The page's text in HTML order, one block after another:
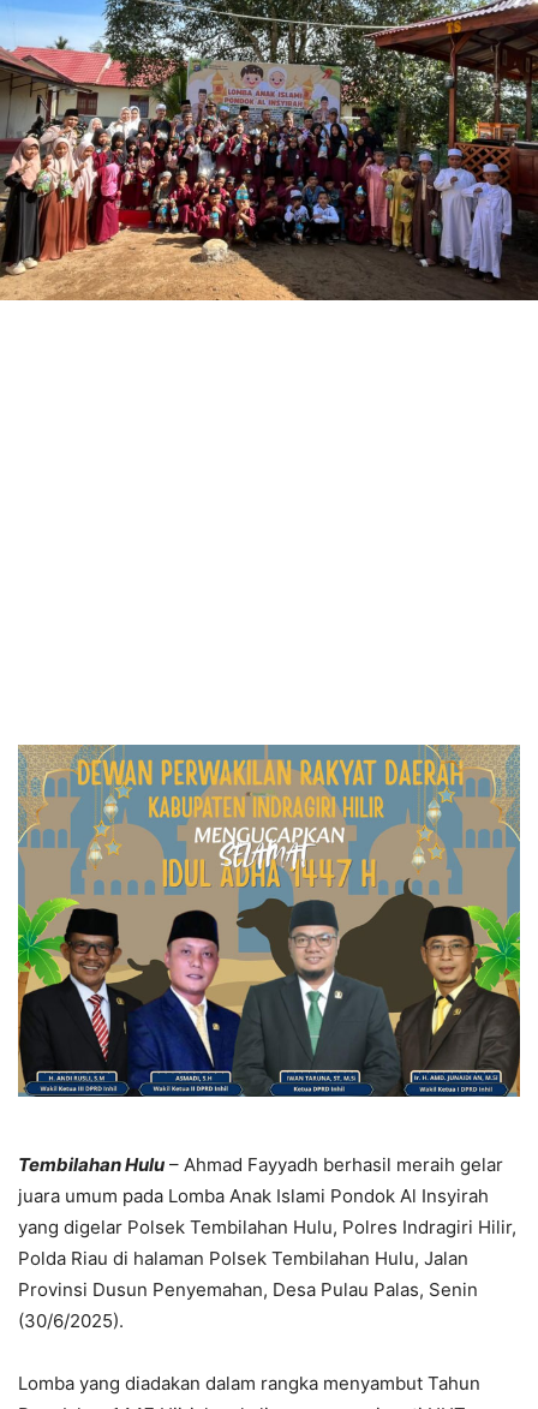
Tembilahan Hulu – Ahmad Fayyadh berhasil meraih gelar
juara umum pada Lomba Anak Islami Pondok Al Insyirah
yang digelar Polsek Tembilahan Hulu, Polres Indragiri Hilir,
Polda Riau di halaman Polsek Tembilahan Hulu, Jalan
Provinsi Dusun Penyemahan, Desa Pulau Palas, Senin
(30/6/2025).
Lomba yang diadakan dalam rangka menyambut Tahun